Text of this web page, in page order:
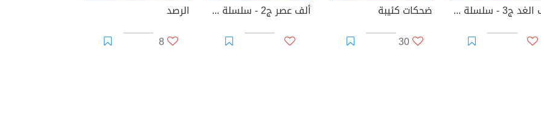
حرب الغد ج3 - سلسلة ملف المستقبل
ضحكات كئيبة
30
ألف عصر ج2 - سلسلة ملف المستقبل
الرصد
8